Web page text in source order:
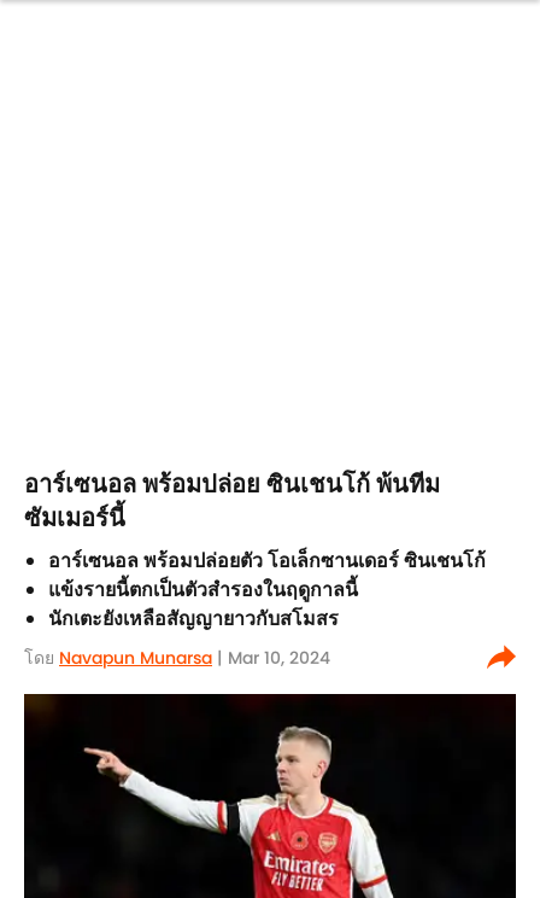
อาร์เซนอล พร้อมปล่อย ซินเชนโก้ พ้นทีม
ซัมเมอร์นี้
อาร์เซนอล พร้อมปล่อยตัว โอเล็กซานเดอร์ ซินเชนโก้
แข้งรายนี้ตกเป็นตัวสำรองในฤดูกาลนี้
นักเตะยังเหลือสัญญายาวกับสโมสร
โดย Navapun Munarsa | Mar 10, 2024